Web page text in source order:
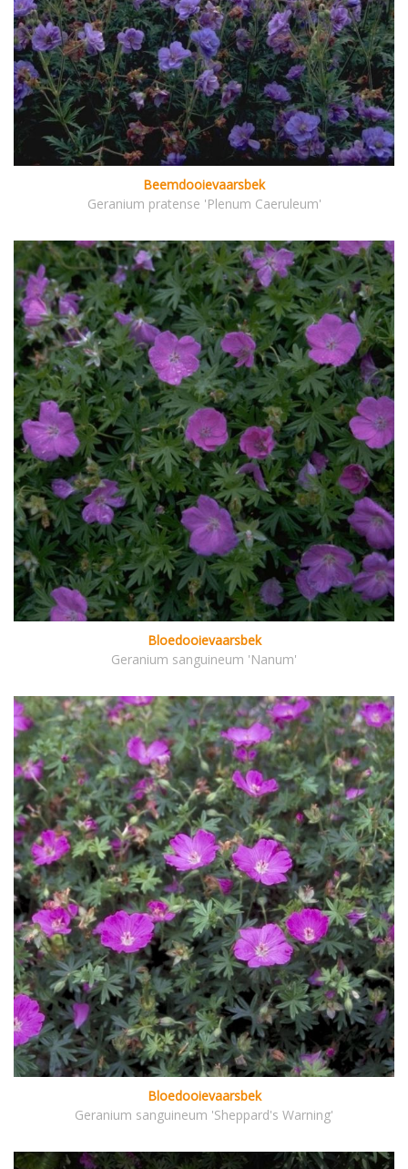
Beemdooievaarsbek
Geranium pratense 'Plenum Caeruleum'
Bloedooievaarsbek
Geranium sanguineum 'Nanum'
Bloedooievaarsbek
Geranium sanguineum 'Sheppard's Warning'